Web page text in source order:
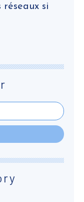
si